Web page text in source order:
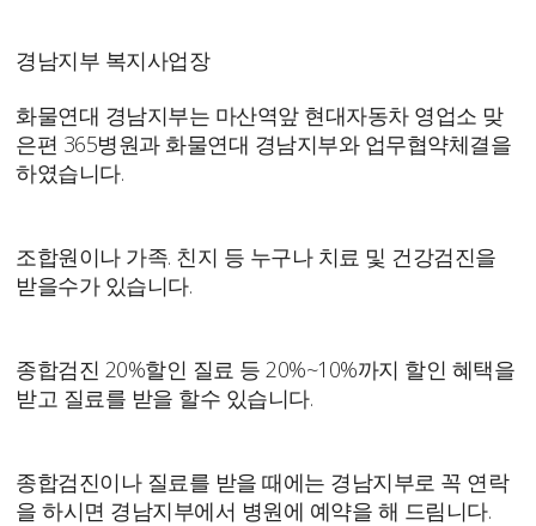
경남지부 복지사업장
화물연대 경남지부는 마산역앞 현대자동차 영업소 맞
은편 365병원과 화물연대 경남지부와 업무협약체결을
하였습니다.
조합원이나 가족. 친지 등 누구나 치료 및 건강검진을
받을수가 있습니다.
종합검진 20%할인 질료 등 20%~10%까지 할인 혜택을
받고 질료를 받을 할수 있습니다.
종합검진이나 질료를 받을 때에는 경남지부로 꼭 연락
을 하시면 경남지부에서 병원에 예약을 해 드림니다.